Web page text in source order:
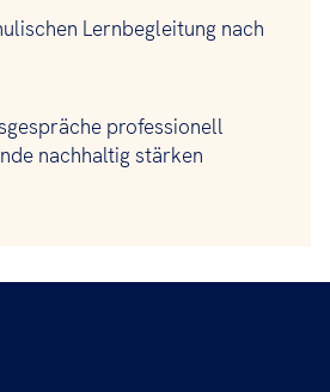
Lernbegleitung nach
professionell
nachhaltig stärken